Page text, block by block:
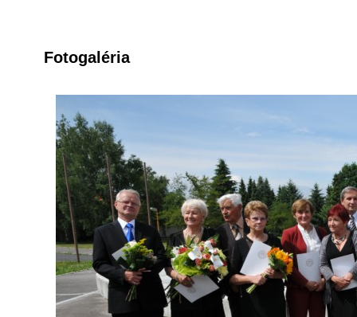
Fotogaléria